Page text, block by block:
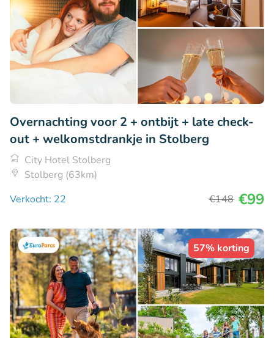
Overnachting voor 2 + ontbijt + late check-
out + welkomstdrankje in Stolberg
City Hotel Stolberg
Stolberg (63km)
Verkocht: 22
€148 €99
57% korting